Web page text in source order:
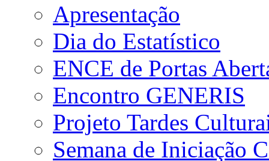
Apresentação
Dia do Estatístico
ENCE de Portas
Encontro GENERIS
Projeto Tardes
Semana de Iniciação